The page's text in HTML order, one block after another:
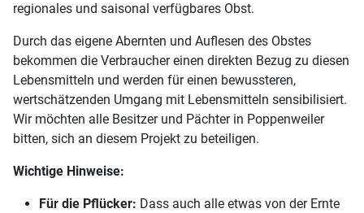
regionales und saisonal verfügbares Obst.
Durch das eigene Abernten und Auflesen des Obstes
bekommen die Verbraucher einen direkten Bezug zu diesen
Lebensmitteln und werden für einen bewussteren,
wertschätzenden Umgang mit Lebensmitteln sensibilisiert.
Wir möchten alle Besitzer und Pächter in Poppenweiler
bitten, sich an diesem Projekt zu beteiligen.
Wichtige Hinweise:
Für die Pflücker: Dass auch alle etwas von der Ernte